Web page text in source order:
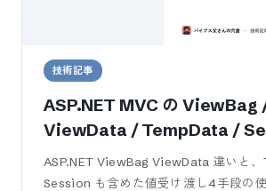
技術記事
ASP.NET MVC の ViewBag
ViewData / TempData /
分け — 業務SEが踏む寿命と
の罠
ASP.NET ViewBag ViewData 違いと
Session も含めた値受け渡し4手段の